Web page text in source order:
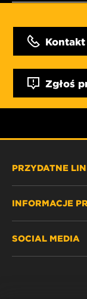
Kontakt
Zgłoś
PRZYDATNE
GDZIE KUPIĆ
INFORMACJE
SOCIAL MEDIA